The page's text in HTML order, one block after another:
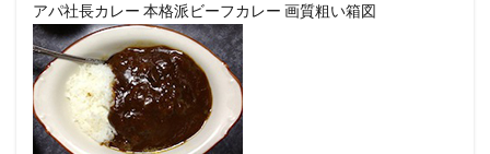
アパ社長カレー 本格派ビーフカレー 画質粗い箱図